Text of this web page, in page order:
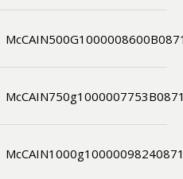
McCAIN500G1000008600B
McCAIN750g1000007753B
McCAIN1000g1000009824